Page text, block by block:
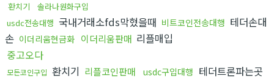
환치기
솔라나원화구입
usdc전송대행 국내거래소fds막혔을때 비트코인전송대행 테더손대
손 이더리움현금화 이더리움판매 리플매입
중고오다
모든코인구입 환치기 리플코인판매 usdc구입대행 테더트론파는곳